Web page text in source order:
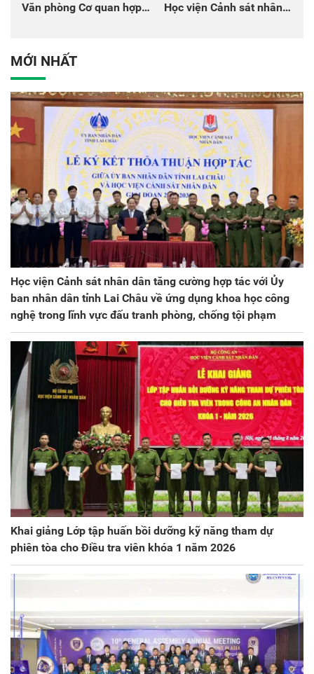
Văn phòng Cơ quan hợp
Học viện Cảnh sát nhân
MỚI NHẤT
Học viện Cảnh sát nhân dân tăng cường hợp tác với Ủy
ban nhân dân tỉnh Lai Châu về ứng dụng khoa học công
nghệ trong lĩnh vực đấu tranh phòng, chống tội phạm
Khai giảng Lớp tập huấn bồi dưỡng kỹ năng tham dự
phiên tòa cho Điều tra viên khóa 1 năm 2026